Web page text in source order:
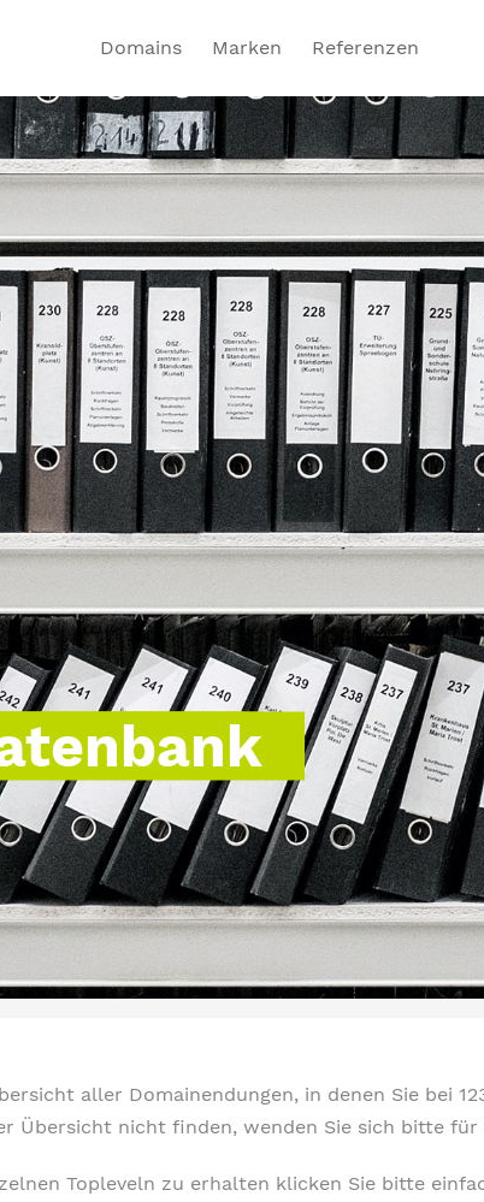
Domains Marken Referenzen
aller Domainendungen, in denen Sie bei
Übersicht nicht finden, wenden Sie sich bitte
Topleveln zu erhalten klicken Sie bitte